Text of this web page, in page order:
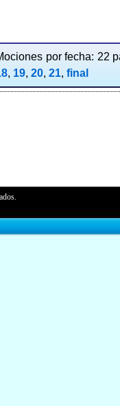
por fecha: 22
, 19, 20, 21, final